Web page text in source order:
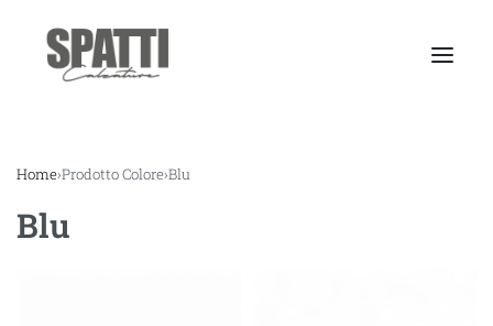
Home›Prodotto Colore›Blu
Blu